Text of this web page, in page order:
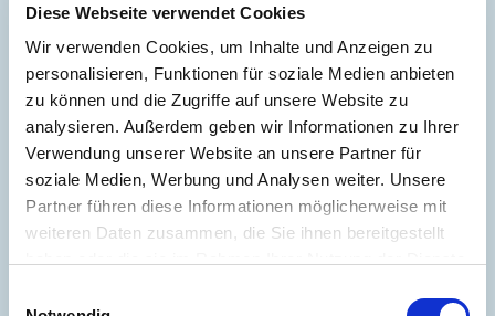
Diese Webseite verwendet Cookies
Wir verwenden Cookies, um Inhalte und Anzeigen zu
personalisieren, Funktionen für soziale Medien anbieten
zu können und die Zugriffe auf unsere Website zu
analysieren. Außerdem geben wir Informationen zu Ihrer
Verwendung unserer Website an unsere Partner für
soziale Medien, Werbung und Analysen weiter. Unsere
Partner führen diese Informationen möglicherweise mit
weiteren Daten zusammen, die Sie ihnen bereitgestellt
Weitere Informationen
Wesentlicher Energieträger
GAS
Energieausweis gültig bis
2028-08-02
Energieausweis Jahrgang
ab dem 1.5.2014